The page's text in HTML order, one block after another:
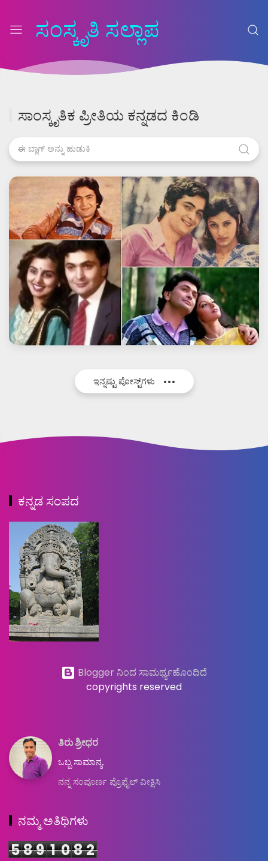
ಸಂಸ್ಕೃತಿ ಸಲ್ಲಾಪ
ಸಾಂಸ್ಕೃತಿಕ ಪ್ರೀತಿಯ ಕನ್ನಡದ ಕಿಂಡಿ
ಇನ್ನಷ್ಟು ಪೋಸ್ಟ್‌ಗಳು
ಕನ್ನಡ ಸಂಪದ
Blogger ನಿಂದ ಸಾಮರ್ಥ್ಯಹೊಂದಿದೆ
copyrights reserved
ತಿರು ಶ್ರೀಧರ
ಒಬ್ಬ ಸಾಮಾನ್ಯ.
ನನ್ನ ಸಂಪೂರ್ಣ ಪ್ರೊಫೈಲ್ ವೀಕ್ಷಿಸಿ
ನಮ್ಮ ಅತಿಥಿಗಳು
589 1 082